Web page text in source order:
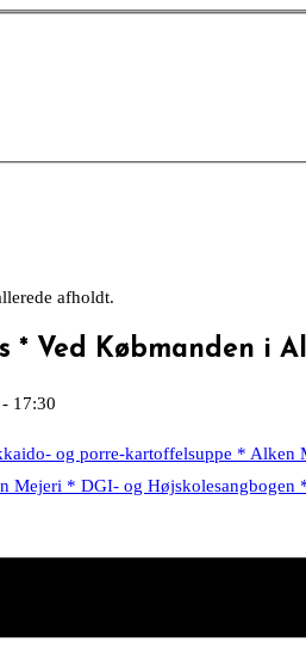
afholdt.
Ved Købmanden i
- 17:30
og porre-kartoffelsuppe * Alken
Mejeri * DGI- og Højskolesangbogen